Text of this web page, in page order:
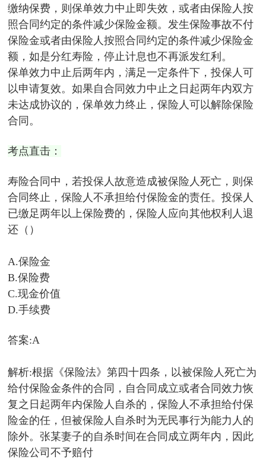
缴纳保费，则保单效力中止即失效，或者由保险人按
照合同约定的条件减少保险金额。发生保险事故不付
保险金或者由保险人按照合同约定的条件减少保险金
额，如是分红寿险，停止计息也不再派发红利。
保单效力中止后两年内，满足一定条件下，投保人可
以申请复效。如果自合同效力中止之日起两年内双方
未达成协议的，保单效力终止，保险人可以解除保险
合同。
考点直击：
寿险合同中，若投保人故意造成被保险人死亡，则保
合同终止，保险人不承担给付保险金的责任。投保人
已缴足两年以上保险费的，保险人应向其他权利人退
还（）
A.保险金
B.保险费
C.现金价值
D.手续费
答案:A
解析:根据《保险法》第四十四条，以被保险人死亡为
给付保险金条件的合同，自合同成立或者合同效力恢
复之日起两年内保险人自杀的，保险人不承担给付保
险金的任，但被保险人自杀时为无民事行为能力人的
除外。张某妻子的自杀时间在合同成立两年内，因此
保险公司不予赔付